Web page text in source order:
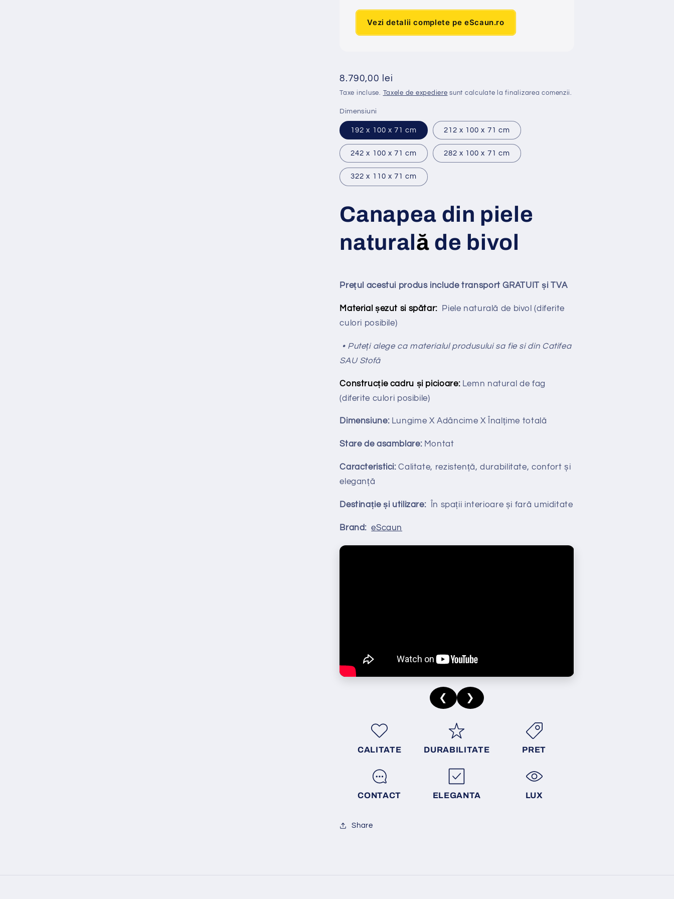
Vezi detalii complete pe eScaun.ro
Preț
obișnuit
8.790,00 lei
Taxe incluse. Taxele de expediere sunt calculate la finalizarea comenzii.
Dimensiuni
192 x 100 x 71 cm 212 x 100 x 71 cm
242 x 100 x 71 cm 282 x 100 x 71 cm
322 x 110 x 71 cm
Canapea din piele
naturală de bivol
Prețul acestui produs include transport GRATUIT și TVA
Material șezut si spătar:
Piele naturală de bivol (diferite
culori posibile)
• Puteți alege ca materialul produsului sa fie si din Catifea
SAU Stofă
Construcție cadru și picioare: Lemn natural de fag
(diferite culori posibile)
Dimensiune: Lungime XAdâncime X Înalțime totală
Stare de asamblare:Montat
Caracteristici:Calitate, rezistență, durabilitate, confort și
eleganță
Destinație și utilizare:În spații interioare și fară umiditate
Brand:eScaun
❮ ❯
CALITATE DURABILITATE PRET
CONTACT ELEGANTA LUX
Share